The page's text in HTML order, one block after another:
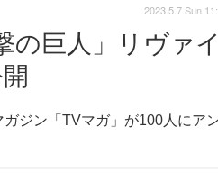
の巨人」リヴァ
ジン「TVマガ」が100人にア
2023.5.7 Sun